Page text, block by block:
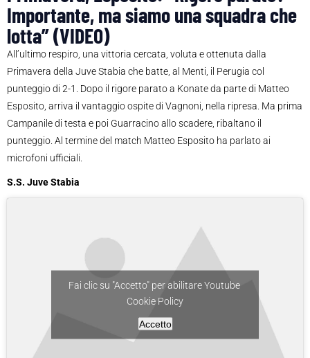
Importante, ma siamo una squadra che
lotta” (VIDEO)
All’ultimo respiro, una vittoria cercata, voluta e ottenuta dalla
Primavera della Juve Stabia che batte, al Menti, il Perugia col
punteggio di 2-1. Dopo il rigore parato a Konate da parte di Matteo
Esposito, arriva il vantaggio ospite di Vagnoni, nella ripresa. Ma prima
Campanile di testa e poi Guarracino allo scadere, ribaltano il
punteggio. Al termine del match Matteo Esposito ha parlato ai
microfoni ufficiali.
S.S. Juve Stabia
Fai clic su "Accetto" per abilitare Youtube
Cookie Policy
Accetto